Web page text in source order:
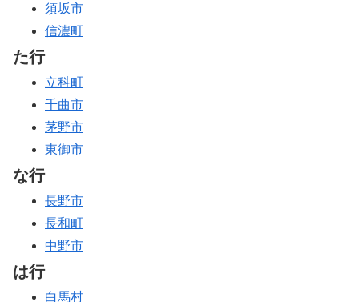
須坂市
信濃町
た行
立科町
千曲市
茅野市
東御市
な行
長野市
長和町
中野市
は行
白馬村